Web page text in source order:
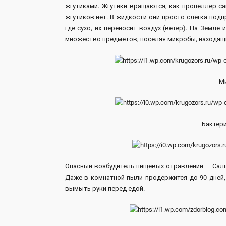
жгутиками. Жгутики вращаются, как пропеллер
жгутиков нет. В жидкости они просто слегка
где сухо, их переносит воздух (ветер). На
множество предметов, поселяя микробы,
Опасный возбудитель пищевых отравлений —
Даже в комнатной пыли продержится до 90
вымыть руки перед едой.